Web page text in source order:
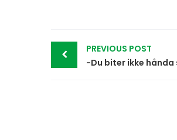
Post
navigation
PREVIOUS POST
-Du biter ikke